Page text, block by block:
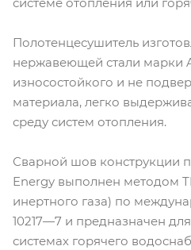
Полотенцесушитель
нержавеющей стали марки
износостойкого и не
материала, легко
среду систем отопления.
Сварной шов конструкции
Energy выполнен методом
инертного газа) по
10217—7 и предназначен
системах горячего